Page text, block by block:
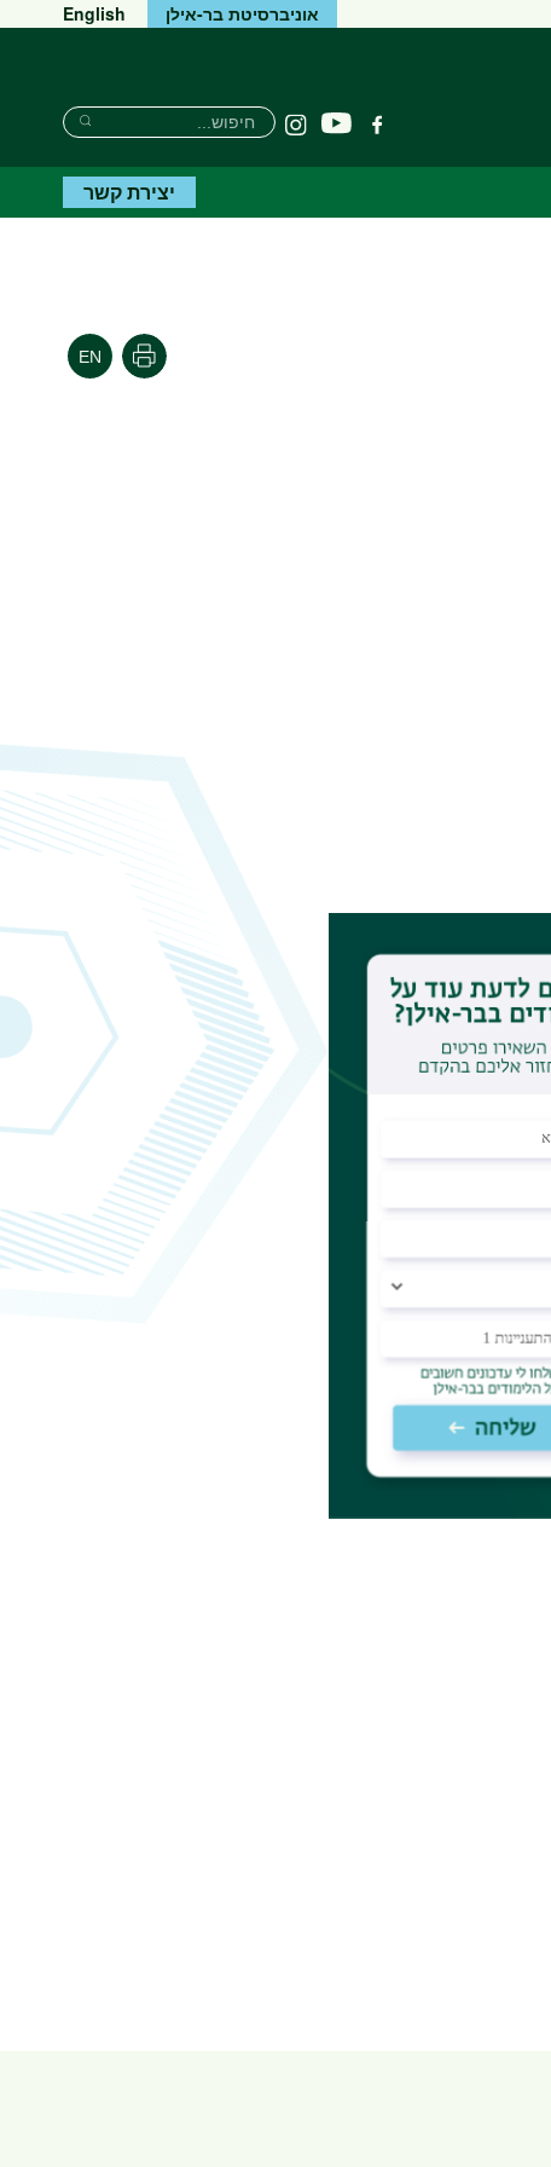
אוניברסיטת בר-אילן English
פייסבוקיוטיוב Instagram
חיפוש
חיפוש
חיפוש
יצירת קשר
הדפסה